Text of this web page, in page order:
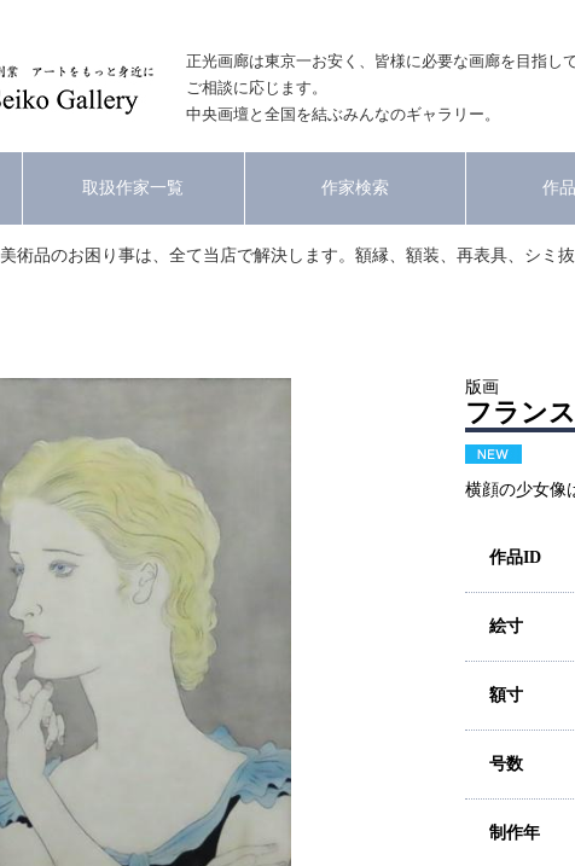
正光画廊は東京一お安く、皆様に必要な画廊を目指し
ご相談に応じます。
中央画壇と全国を結ぶみんなのギャラリー。
取扱作家一覧 作家検索 作
美術品のお困り事は、全て当店で解決します。額縁、額装、再表具、シミ
版画
フラン
横顔の少女像
作品ID
絵寸
額寸
号数
制作年